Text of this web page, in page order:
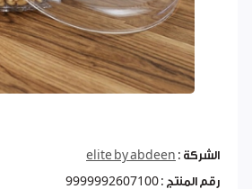
الشركة : elite by abdeen
رقم المنتج : 9999992607100